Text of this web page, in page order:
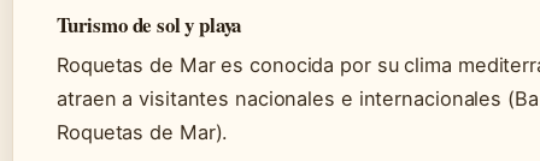
Turismo de sol y playa
Roquetas de Mar es conocida por su clima
atraen a visitantes nacionales e internacionales
Roquetas de Mar).